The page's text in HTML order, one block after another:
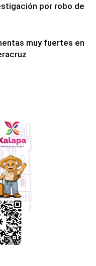
por robo de
muy fuertes en